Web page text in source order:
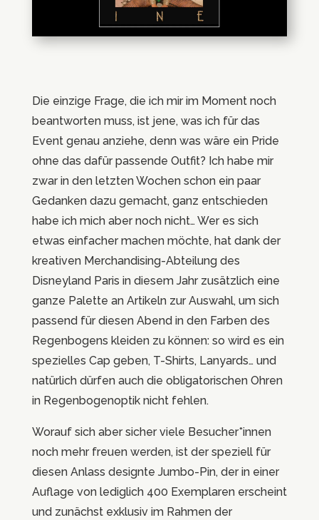
Die einzige Frage, die ich mir im Moment noch
beantworten muss, ist jene, was ich für das
Event genau anziehe, denn was wäre ein Pride
ohne das dafür passende Outfit? Ich habe mir
zwar in den letzten Wochen schon ein paar
Gedanken dazu gemacht, ganz entschieden
habe ich mich aber noch nicht… Wer es sich
etwas einfacher machen möchte, hat dank der
kreativen Merchandising-Abteilung des
Disneyland Paris in diesem Jahr zusätzlich eine
ganze Palette an Artikeln zur Auswahl, um sich
passend für diesen Abend in den Farben des
Regenbogens kleiden zu können: so wird es ein
spezielles Cap geben, T-Shirts, Lanyards… und
natürlich dürfen auch die obligatorischen Ohren
in Regenbogenoptik nicht fehlen.
Worauf sich aber sicher viele Besucher*innen
noch mehr freuen werden, ist der speziell für
diesen Anlass designte Jumbo-Pin, der in einer
Auflage von lediglich 400 Exemplaren erscheint
und zunächst exklusiv im Rahmen der